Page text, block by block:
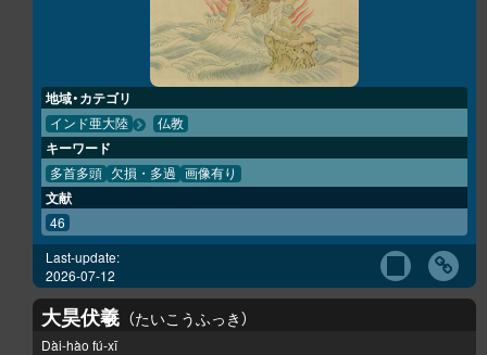
地域・カテゴリ
インド亜大陸 仏教
キーワード
多首多頭 欠損・多過 画像有り
文献
46
Last-update:
2026-07-12
大昊伏羲 たいこうふっき
Dài-hào fú-xī